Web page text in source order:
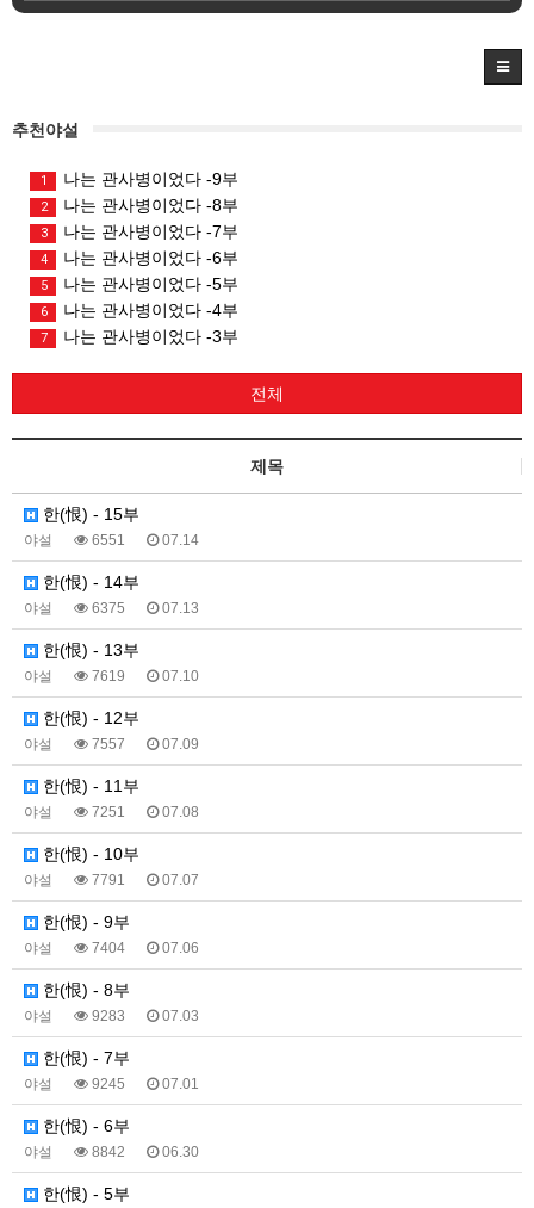
추천야설
1 나는 관사병이었다 -9부
2 나는 관사병이었다 -8부
3 나는 관사병이었다 -7부
4 나는 관사병이었다 -6부
5 나는 관사병이었다 -5부
6 나는 관사병이었다 -4부
7 나는 관사병이었다 -3부
전체
제목
한(恨) - 15부
야설 6551 07.14
한(恨) - 14부
야설 6375 07.13
한(恨) - 13부
야설 7619 07.10
한(恨) - 12부
야설 7557 07.09
한(恨) - 11부
야설 7251 07.08
한(恨) - 10부
야설 7791 07.07
한(恨) - 9부
야설 7404 07.06
한(恨) - 8부
야설 9283 07.03
한(恨) - 7부
야설 9245 07.01
한(恨) - 6부
야설 8842 06.30
한(恨) - 5부